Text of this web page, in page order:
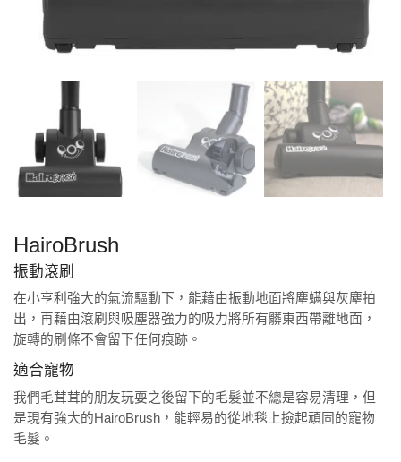
HairoBrush
振動滾刷
在小亨利強大的氣流驅動下，能藉由振動地面將塵螨與灰塵拍
出，再藉由滾刷與吸塵器強力的吸力將所有髒東西帶離地面，
旋轉的刷條不會留下任何痕跡。
適合寵物
我們毛茸茸的朋友玩耍之後留下的毛髮並不總是容易清理，但
是現有強大的HairoBrush，能輕易的從地毯上撿起頑固的寵物
毛髮。